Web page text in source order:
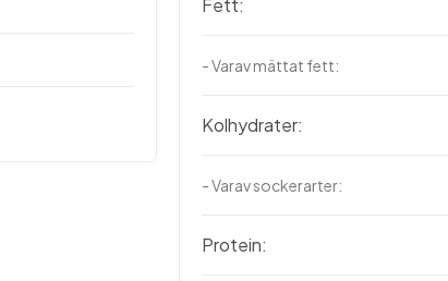
Fett:
- Varav mättat fett:
Kolhydrater:
- Varav sockerarter:
Protein: